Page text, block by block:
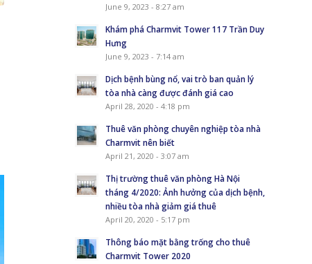
June 9, 2023 - 8:27 am
Khám phá Charmvit Tower 117 Trần Duy
Hưng
June 9, 2023 - 7:14 am
Dịch bệnh bùng nổ, vai trò ban quản lý
tòa nhà càng được đánh giá cao
April 28, 2020 - 4:18 pm
Thuê văn phòng chuyên nghiệp tòa nhà
Charmvit nên biết
April 21, 2020 - 3:07 am
Thị trường thuê văn phòng Hà Nội
tháng 4/2020: Ảnh hưởng của dịch bệnh,
nhiều tòa nhà giảm giá thuê
April 20, 2020 - 5:17 pm
Thông báo mặt bằng trống cho thuê
Charmvit Tower 2020